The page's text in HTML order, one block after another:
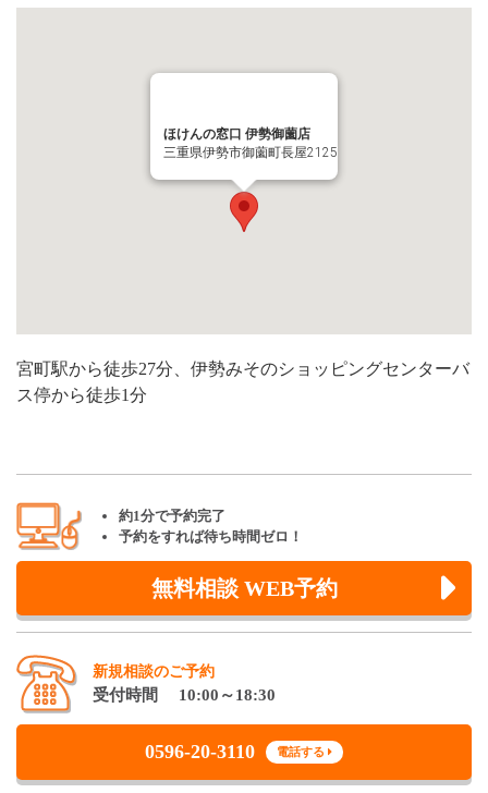
ほけんの窓口 伊勢御薗店
三重県伊勢市御薗町長屋2125
宮町駅から徒歩27分、伊勢みそのショッピングセンターバ
ス停から徒歩1分
約1分で予約完了
予約をすれば待ち時間ゼロ！
無料相談 WEB予約
新規相談のご予約
受付時間 10:00～18:30
0596-20-3110 電話する